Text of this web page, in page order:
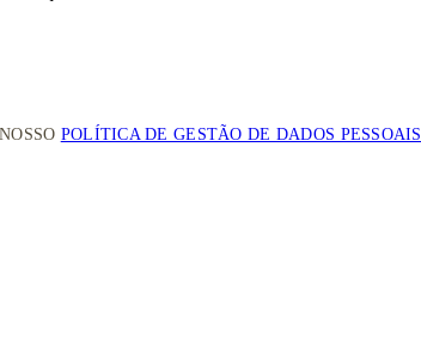
POLÍTICA DE GESTÃO DE DADOS PESSOAIS